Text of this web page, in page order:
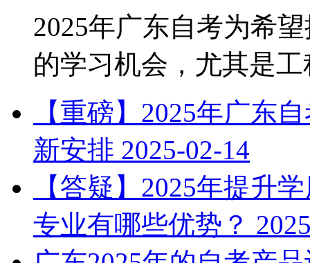
2025年广东自考为希
的学习机会，尤其是工
【重磅】2025年广东
新安排 2025-02-14
【答疑】2025年提升
专业有哪些优势？